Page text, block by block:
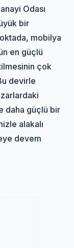
Odası
bir
mobilya
en güçlü
çok
devirle
daha güçlü bir
alakalı
devem